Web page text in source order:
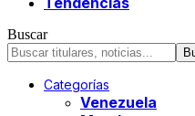
Buscar
Categorías
Venezuela